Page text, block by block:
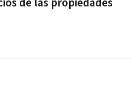
de las propiedades